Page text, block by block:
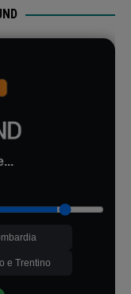
e Trentino